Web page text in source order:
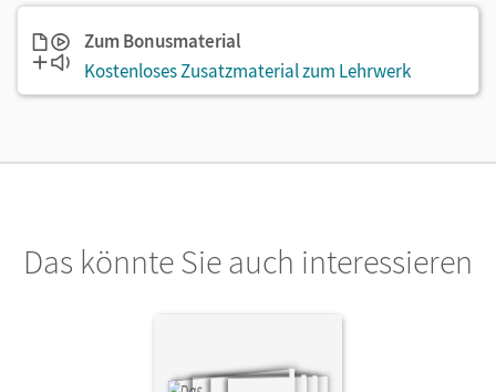
Zum Bonusmaterial
Kostenloses Zusatzmaterial zum Lehrwerk
Das könnte Sie auch interessieren